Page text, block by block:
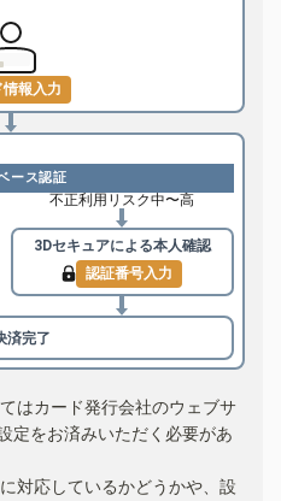
情報入力
ース認証
不正利用リスク中〜高
3Dセキュアによる本人確認
認証番号入力
済完了
はカード発行会社のウェブサ
定をお済みいただく必要があ
対応しているかどうかや、設